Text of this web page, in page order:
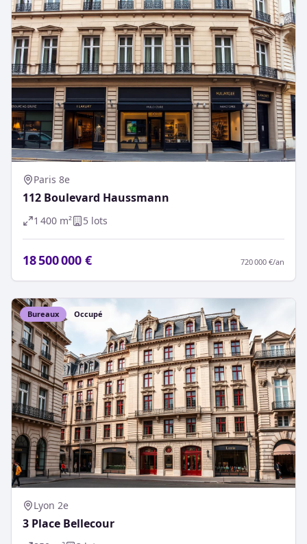
Paris 8e
112 Boulevard Haussmann
1 400 m² 5 lots
18 500 000 € 720 000 €/an
Bureaux Occupé
Lyon 2e
3 Place Bellecour